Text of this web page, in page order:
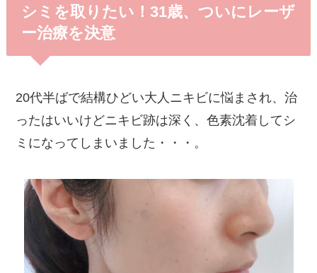
シミを取りたい！31歳、ついにレーザ
ー治療を決意
20代半ばで結構ひどい大人ニキビに悩まされ、治
ったはいいけどニキビ跡は深く、色素沈着してシ
ミになってしまいました・・・。